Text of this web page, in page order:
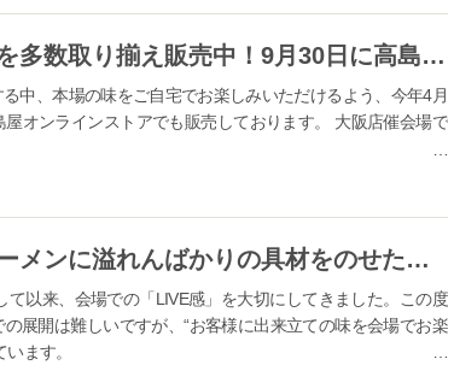
高島屋オンラインストアでは北の美味を多数取り揃え販売中！9月30日に高島屋大阪店で開催の北海道展とともにお楽しみください！
中、本場の味をご自宅でお楽しみいただけるよう、今年4月
オンラインストアでも販売しております。 大阪店催会場で
www.takashimaya.co.jp/shopping/special/FA15153/?
高島屋大阪店の北海道展では、王道ラーメンに溢れんばかりの具材をのせた「全部盛り味噌ら～めん」や、カチョカバロの炙りチーズ握りがイートインコーナーに登場！
以来、会場での「LIVE感」を大切にしてきました。この度
展開は難しいですが、“お客様に出来立ての味を会場でお楽
ます。